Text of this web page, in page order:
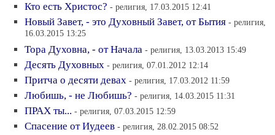
Кто есть Христос? - религия, 17.03.2015 12:41
Новый Завет, - это Духовный Завет, от Бытия - религия,
16.03.2015 13:25
Тора Духовна, - от Начала - религия, 13.03.2013 15:49
Десять Духовных - религия, 07.01.2012 12:14
Притча о десяти девах - религия, 17.03.2012 11:59
Любишь, - не Любишь? - религия, 14.03.2015 11:31
ПРАХ ты... - религия, 07.03.2015 12:59
Спасение от Иудеев - религия, 28.02.2015 08:52